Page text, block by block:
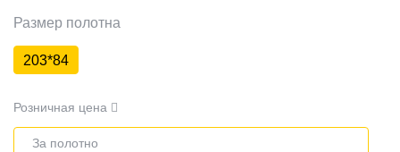
Размер полотна
203*84
Розничная цена
За полотно